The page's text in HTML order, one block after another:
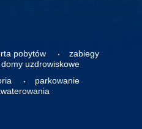
pobytów
zabiegy
domy uzdrowiskowe
parkowanie